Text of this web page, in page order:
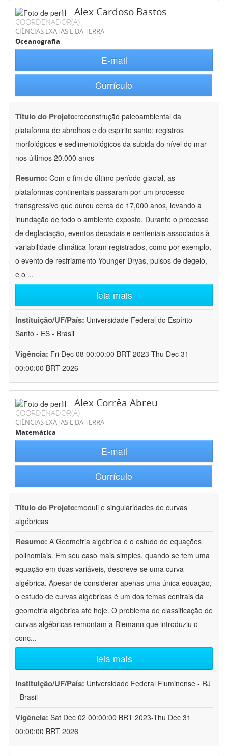
Alex Cardoso Bastos
COORDENADOR(A)
CIÊNCIAS EXATAS E DA TERRA
Oceanografia
E-mail
Currículo
Título do Projeto:reconstrução paleoambiental da
plataforma de abrolhos e do espirito santo: registros
morfológicos e sedimentológicos da subida do nível do mar
nos últimos 20.000 anos
Resumo: Com o fim do último período glacial, as
plataformas continentais passaram por um processo
transgressivo que durou cerca de 17,000 anos, levando a
inundação de todo o ambiente exposto. Durante o processo
de deglaciação, eventos decadais e centeniais associados à
variabilidade climática foram registrados, como por exemplo,
o evento de resfriamento Younger Dryas, pulsos de degelo,
e o ...
leia mais
Instituição/UF/País: Universidade Federal do Espírito
Santo - ES - Brasil
Vigência: Fri Dec 08 00:00:00 BRT 2023-Thu Dec 31
00:00:00 BRT 2026
Alex Corrêa Abreu
COORDENADOR(A)
CIÊNCIAS EXATAS E DA TERRA
Matemática
E-mail
Currículo
Título do Projeto:moduli e singularidades de curvas
algébricas
Resumo: A Geometria algébrica é o estudo de equações
polinomiais. Em seu caso mais simples, quando se tem uma
equação em duas variáveis, descreve-se uma curva
algébrica. Apesar de considerar apenas uma única equação,
o estudo de curvas algébricas é um dos temas centrais da
geometria algébrica até hoje. O problema de classificação de
curvas algébricas remontam a Riemann que introduziu o
conc...
leia mais
Instituição/UF/País: Universidade Federal Fluminense - RJ
- Brasil
Vigência: Sat Dec 02 00:00:00 BRT 2023-Thu Dec 31
00:00:00 BRT 2026